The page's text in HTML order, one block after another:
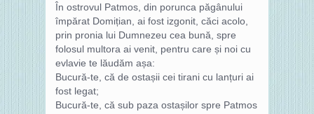
În ostrovul Patmos, din porunca păgânului
împărat Domițian, ai fost izgonit, căci acolo,
prin pronia lui Dumnezeu cea bună, spre
folosul multora ai venit, pentru care și noi cu
evlavie te lăudăm așa:
Bucură-te, că de ostașii cei tirani cu lanțuri ai
fost legat;
Bucură-te, că sub paza ostașilor spre Patmos